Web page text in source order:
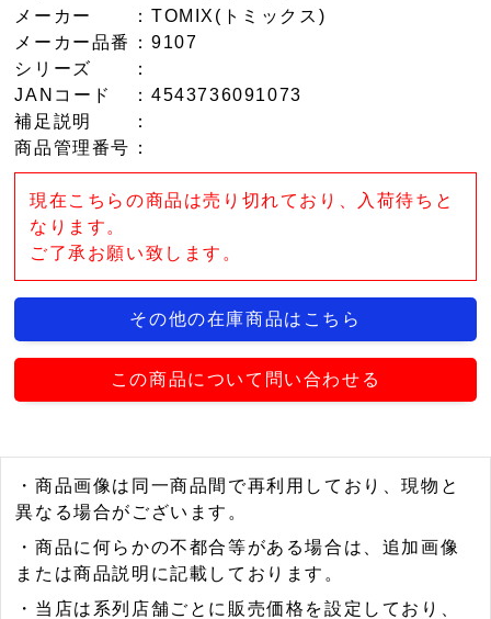
メーカー
：TOMIX(トミックス)
メーカー品番
：9107
シリーズ
：
JANコード
：4543736091073
補足説明
：
商品管理番号 ：
現在こちらの商品は売り切れており、入荷待ちと
なります。
ご了承お願い致します。
その他の在庫商品はこちら
この商品について問い合わせる
・商品画像は同一商品間で再利用しており、現物と
異なる場合がございます。
・商品に何らかの不都合等がある場合は、追加画像
または商品説明に記載しております。
・当店は系列店舗ごとに販売価格を設定しており、